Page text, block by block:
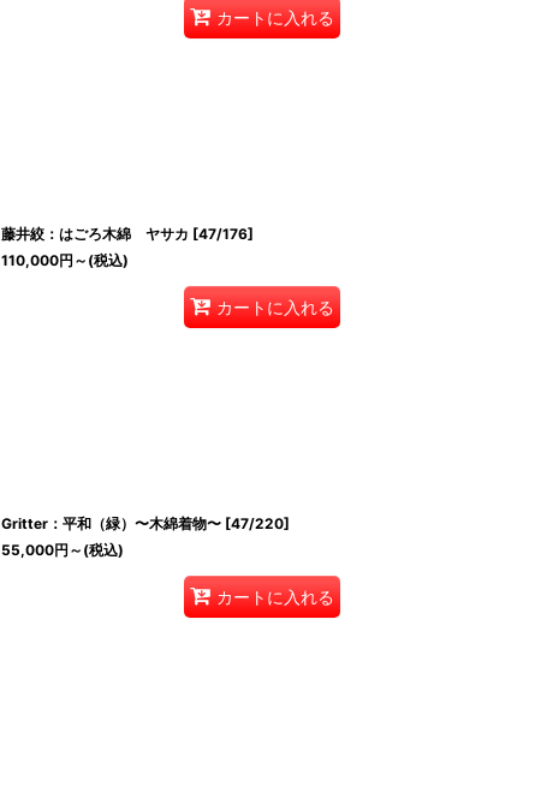
カートに入れる
藤井絞：はごろ木綿 ヤサカ [47/176]
110,000円 ～ (税込)
カートに入れる
Gritter：平和（緑）〜木綿着物〜 [47/220]
55,000円 ～ (税込)
カートに入れる